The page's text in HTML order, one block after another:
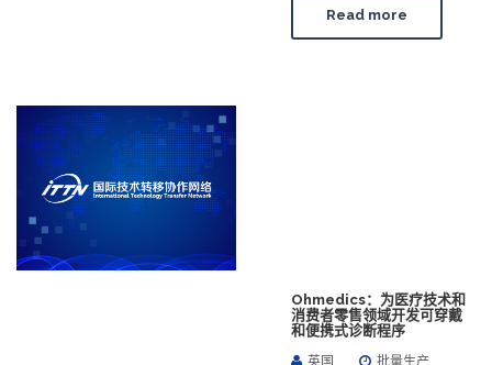
Read more
Ohmedics：为医疗技术和
消费者零售领域开发可穿戴
和便携式诊断程序
英国
批量生产